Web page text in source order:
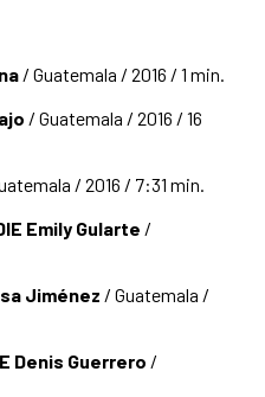
/ Guatemala / 2016 / 1 min.
/ Guatemala / 2016 / 16
/ 2016 / 7:31 min.
Emily Gularte /
Jiménez / Guatemala /
Denis Guerrero /